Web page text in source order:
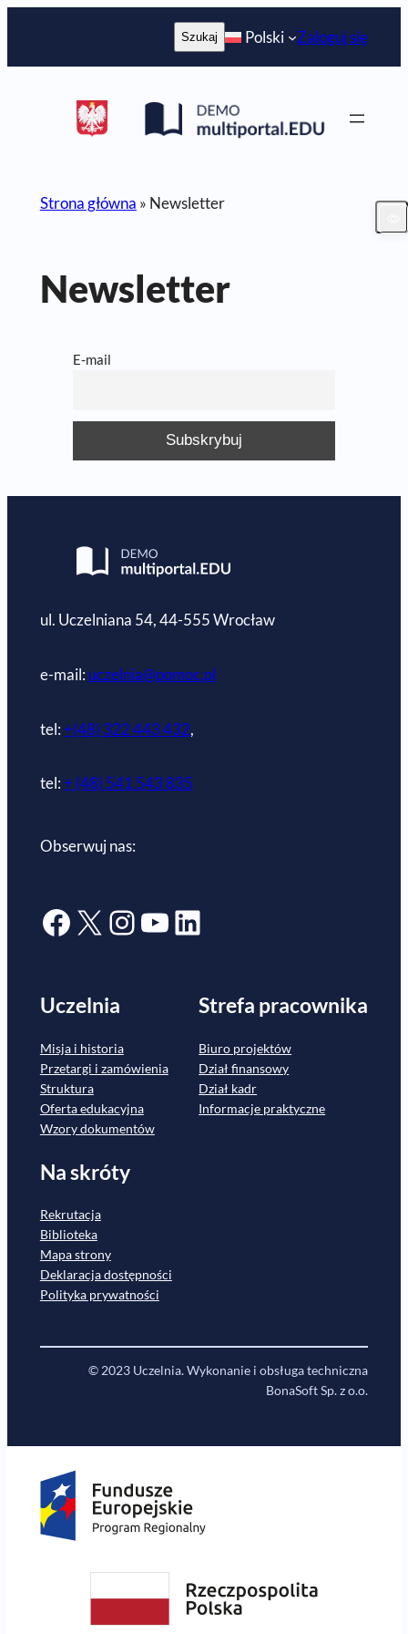
treści
Szukaj
Szukaj Polski Zaloguj się
Strona główna » Newsletter
Newsletter
E-mail
ul. Uczelniana 54, 44-555 Wrocław
e-mail: uczelnia@pomoc.pl
tel:+(48) 322 443 432,
tel:+ (48) 541 543 835
Obserwuj nas:
Facebook X Instagram YouTube LinkedIn
Uczelnia
Misja i historia
Przetargi i zamówienia
Struktura
Oferta edukacyjna
Wzory dokumentów
Strefa pracownika
Biuro projektów
Dział finansowy
Dział kadr
Informacje praktyczne
Na skróty
Rekrutacja
Biblioteka
Mapa strony
Deklaracja dostępności
Polityka prywatności
© 2023 Uczelnia. Wykonanie i obsługa techniczna
BonaSoft Sp. z o.o.